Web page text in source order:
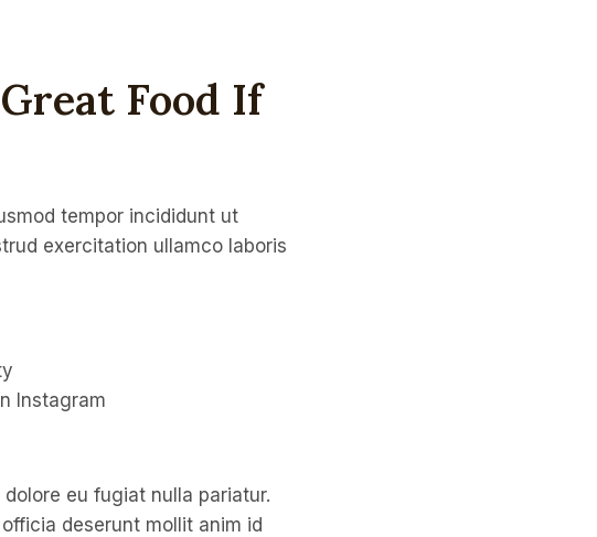
Food If
tempor incididunt ut
exercitation ullamco laboris
Instagram
eu fugiat nulla pariatur.
deserunt mollit anim id